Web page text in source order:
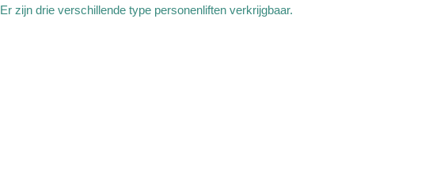
Er zijn drie verschillende type personenliften verkrijgbaar.